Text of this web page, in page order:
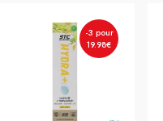
-3 pour
19.98€